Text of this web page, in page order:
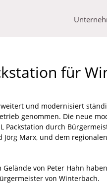
für
und modernisiert
genommen. Die neue
Packstation durch
Marx, und dem
von Peter Hahn
von Winterbach.